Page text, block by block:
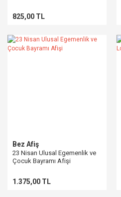
825,00 TL
Bez Afiş
23 Nisan Ulusal Egemenlik ve
Çocuk Bayramı Afişi
1.375,00 TL